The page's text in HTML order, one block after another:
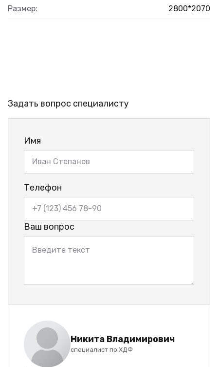
Размер: 2800*2070
Задать вопрос специалисту
Имя
Телефон
Ваш вопрос
Никита Владимирович
специалист по ХДФ